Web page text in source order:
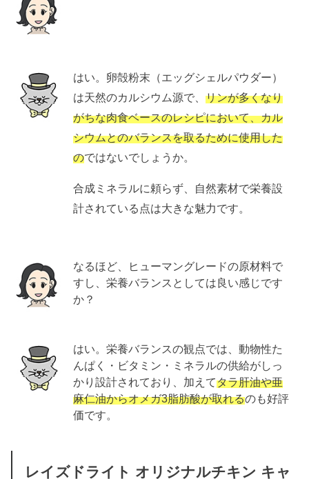
はい。卵殻粉末（エッグシェルパウダー）
は天然のカルシウム源で、リンが多くなり
がちな肉食ベースのレシピにおいて、カル
シウムとのバランスを取るために使用した
のではないでしょうか。
合成ミネラルに頼らず、自然素材で栄養設
計されている点は大きな魅力です。
なるほど、ヒューマングレードの原材料で
すし、栄養バランスとしては良い感じです
か？
はい。栄養バランスの観点では、動物性た
んぱく・ビタミン・ミネラルの供給がしっ
かり設計されており、加えてタラ肝油や亜
麻仁油からオメガ3脂肪酸が取れるのも好評
価です。
レイズドライト オリジナルチキン キャ